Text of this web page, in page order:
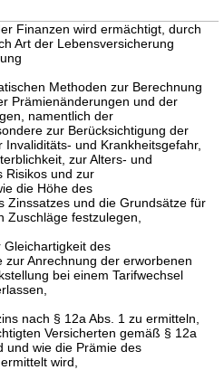
Finanzen wird ermächtigt, durch
Art der Lebensversicherung
Methoden zur Berechnung
Prämienänderungen und der
namentlich der
zur Berücksichtigung der
und Krankheitsgefahr,
zur Alters- und
Risikos und zur
die Höhe des
Zinssatzes und die Grundsätze für
Zuschläge festzulegen,
des
zur Anrechnung der erworbenen
bei einem Tarifwechsel
nach § 12a Abs. 1 zu ermitteln,
Versicherten gemäß § 12a
und wie die Prämie des
wird,